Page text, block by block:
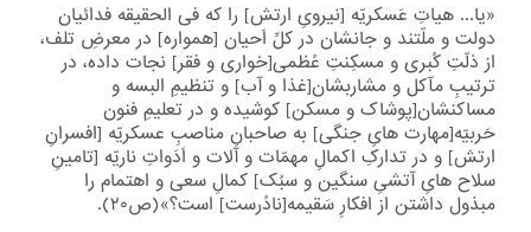
«یا... هیاتِ عَسکریّه [نیرویِ ارتش] را که فی الحقیقه فدائیان
دولت و ملّتند و جانشان در کلِّ اَحیان [همواره] در معرضِ تلف،
از ذلّتِ کُبری و مسکِنتِ عُظمی[خواری و فقر] نجات داده، در
ترتیبِ مآکل و مشاربشان[غذا و آب] و تنظیمِ البسه و
مساکنشان[پوشاک و مسکن] کوشیده و در تعلیمِ فنون
حَربیّه[مهارت هایِ جنگی] به صاحبانِ مناصبِ عسکریّه [افسرانِ
ارتش] و در تدارکِ اکمالِ مهمّات و آلات و اَدَواتِ ناریّه [تامینِ
سلاح هایِ آتشیِ سنگین و سبُک] کمالِ سعی و اهتمام را
مبذول داشتن از افکارِ سَقیمه[نادُرست] است؟»(ص۲۰).